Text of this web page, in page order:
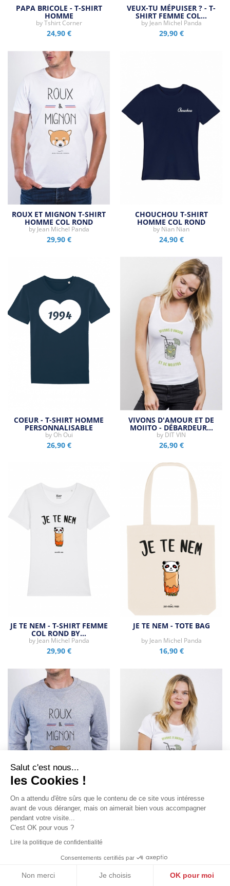
PAPA BRICOLE - T-SHIRT
HOMME
byTshirt Corner
24,90 €
VEUX-TU MÉPUISER ? - T-
SHIRT FEMME COL…
by Jean Michel Panda
29,90 €
ROUX ET MIGNON T-SHIRT
HOMME COL ROND
by Jean Michel Panda
29,90 €
CHOUCHOU T-SHIRT
HOMME COL ROND
by Nian Nian
24,90 €
COEUR - T-SHIRT HOMME
PERSONNALISABLE
by Oh Oui
26,90 €
VIVONS D'AMOUR ET DE
MOJITO - DÉBARDEUR…
by DIT VIN
26,90 €
JE TE NEM - T-SHIRT FEMME
COL ROND BY…
by Jean Michel Panda
29,90 €
JE TE NEM - TOTE BAG
by Jean Michel Panda
16,90 €
ROUX ET MIGNON - SWEAT
HOMME
byJean Michel Panda
44,90 € 26,90 €
Salut c'est nous...
les Cookies !
On a attendu d'être sûrs que le contenu de ce site vous intéresse
avant de vous déranger, mais on aimerait bien vous accompagner
pendant votre visite...
C'est OK pour vous ?
Lire la politique de confidentialité
Consentements certifiés par
Non merci Je choisis OK pour moi